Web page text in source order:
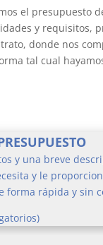
el presupuesto
y requisitos,
donde nos
tal cual
y una breve
y le
forma rápida y sin